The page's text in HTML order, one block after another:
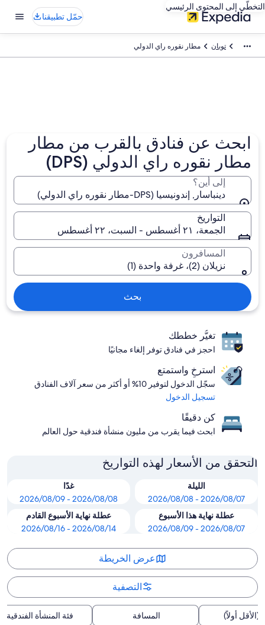
التخطّي إلى المحتوى الرئيسي
حمّل تطبيقنا
توبان مطار نقوره راي الدولي
ابحث عن فنادق بالقرب من مطار
مطار نقوره راي الدولي (DPS)
إلى أين؟
دينباسار, إندونيسيا (DPS-مطار نقوره راي الدولي)
التواريخ
الجمعة، ٢١ أغسطس - السبت، ٢٢ أغسطس
المسافرون
نزيلان (2)، غرفة واحدة (1)
بحث
تغيُّر خططك
احجز في فنادق توفر إلغاء مجانيًا
استرخِ واستمتع
سجّل الدخول لتوفير 10% أو أكثر من سعر آلاف الفنادق
تسجيل الدخول
كن دقيقًا
ابحث فيما يقرب من مليون منشأة فندقية حول العالم
التحقق من الأسعار لهذه التواريخ
الليلة
2026/08/07 - 2026/08/08
غدًا
2026/08/08 - 2026/08/09
عطلة نهاية هذا الأسبوع
2026/08/07 - 2026/08/09
عطلة نهاية الأسبوع القادم
2026/08/14 - 2026/08/16
عرض الخريطة
التصفية
(الأقل أولاً) المسافة فئة المنشأة الفندقية